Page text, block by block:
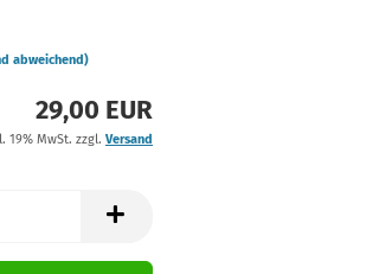
abweichend)
29,00 EUR
19% MwSt. zzgl. Versand